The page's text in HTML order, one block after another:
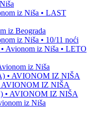
iz Niša • LAST
iz Beograda
iz Niša • 10/11 noći
Avionom iz Niša • LETO
iz Niša
• AVIONOM IZ NIŠA
IZ NIŠA
• AVIONOM IZ NIŠA
iz Niša